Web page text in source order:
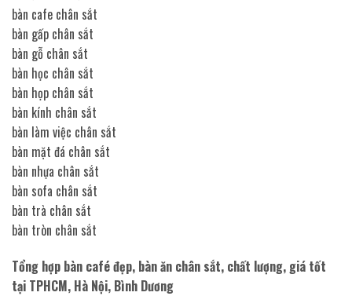
bàn cafe chân sắt
bàn gấp chân sắt
bàn gỗ chân sắt
bàn học chân sắt
bàn họp chân sắt
bàn kính chân sắt
bàn làm việc chân sắt
bàn mặt đá chân sắt
bàn nhựa chân sắt
bàn sofa chân sắt
bàn trà chân sắt
bàn tròn chân sắt
Tổng hợp bàn café đẹp, bàn ăn chân sắt, chất lượng, giá tốt
tại TPHCM, Hà Nội, Bình Dương